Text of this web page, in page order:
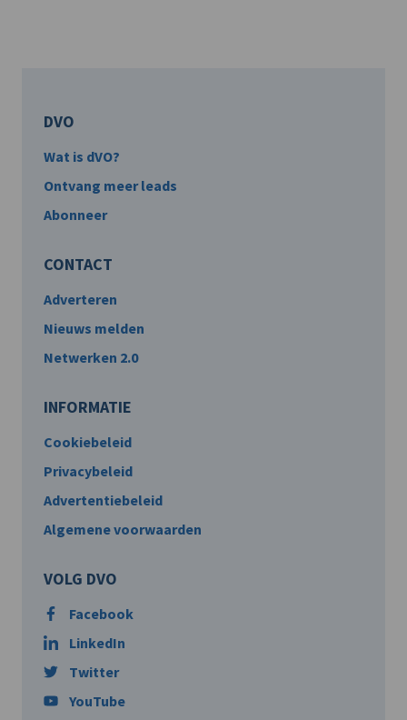
DVO
Wat is dVO?
Ontvang meer leads
Abonneer
CONTACT
Adverteren
Nieuws melden
Netwerken 2.0
INFORMATIE
Cookiebeleid
Privacybeleid
Advertentiebeleid
Algemene voorwaarden
VOLG DVO
Facebook
LinkedIn
Twitter
YouTube